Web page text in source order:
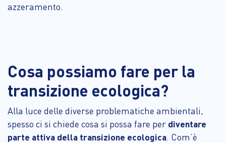
azzeramento.
Cosa possiamo fare per la
transizione ecologica?
Alla luce delle diverse problematiche ambientali,
spesso ci si chiede cosa si possa fare per diventare
parte attiva della transizione ecologica. Com’è